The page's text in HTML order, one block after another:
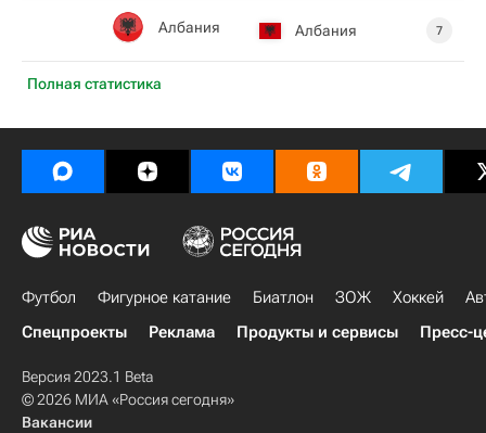
Полная статистика
Албания Албания 7
Футбол Фигурное катание Биатлон ЗОЖ Хоккей
Спецпроекты
Реклама Продукты и сервисы Пресс-
Версия 2023.1 Beta
© 2026 МИА «Россия сегодня»
Вакансии